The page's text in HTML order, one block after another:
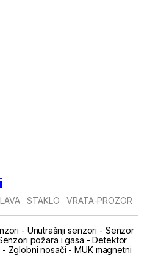
STAKLO VRATA-PROZOR
- Unutrašnji senzori - Senzor
požara i gasa -Detektor
- Zglobni nosači -MUK magnetni